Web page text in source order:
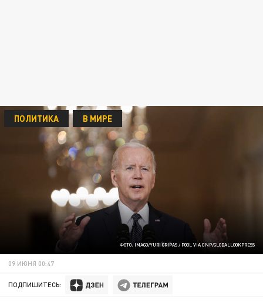
ФОТО: IMAGO/YURI GRIPAS / POOL VIA CNP/GLOBALLOOKPRESS
ПОЛИТИКА В МИРЕ
09 ИЮНЯ 00:47
ПОДПИШИТЕСЬ: